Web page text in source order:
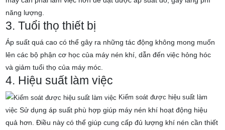
năng lượng.
3. Tuổi thọ thiết bị
Áp suất quá cao có thể gây ra những tác động không mong muốn
lên các bộ phận cơ học của máy nén khí, dẫn đến việc hỏng hóc
và giảm tuổi thọ của máy móc.
4. Hiệu suất làm việc
Kiểm soát được hiệu suất làm
việc Sử dụng áp suất phù hợp giúp máy nén khí hoạt động hiệu
quả hơn. Điều này có thể giúp cung cấp đủ lượng khí nén cần thiết